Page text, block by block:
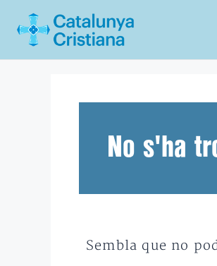
No s'ha
Sembla que no